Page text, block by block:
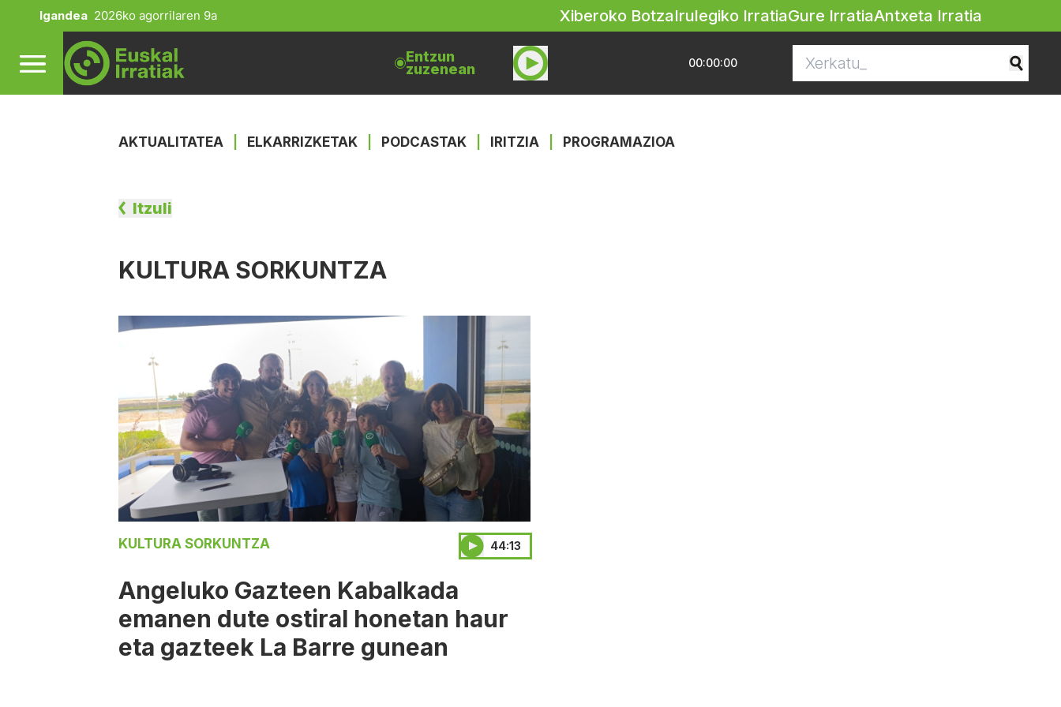
Igandea 2026ko agorrilaren 9a Xiberoko BotzaIrulegiko IrratiaGure IrratiaAntxeta Irratia
Entzun
zuzenean 00:00:00
AKTUALITATEA ELKARRIZKETAK PODCASTAK IRITZIA PROGRAMAZIOA
Itzuli
KULTURA SORKUNTZA
KULTURA SORKUNTZA 44:13
Angeluko Gazteen Kabalkada
emanen dute ostiral honetan haur
eta gazteek La Barre gunean